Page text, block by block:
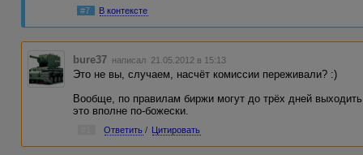
#7
В контексте
bure37 написал 21.05.2012 в 15:13
Это не вы, случаем, насчёт комиссии переживали? :)
Вообще, по правилам биржи могут до трёх дней
это вполне по-божески.
Ответить / Цитировать